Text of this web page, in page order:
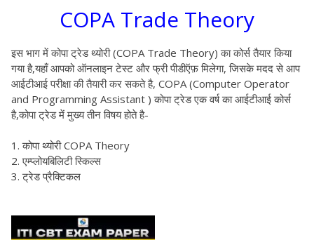
COPA Trade Theory
इस भाग में कोपा ट्रेड थ्योरी (COPA Trade Theory) का कोर्स तैयार किया
गया है,यहाँ आपको ऑनलाइन टेस्ट और फ्री पीडीऍफ़ मिलेगा, जिसके मदद से आप
आईटीआई परीक्षा की तैयारी कर सकते है, COPA (Computer Operator
and Programming Assistant ) कोपा ट्रेड एक वर्ष का आईटीआई कोर्स
है,कोपा ट्रेड में मुख्य तीन विषय होते है-
कोपा थ्योरी COPA Theory
एम्प्लोयबिलिटी स्किल्स
ट्रेड प्रैक्टिकल